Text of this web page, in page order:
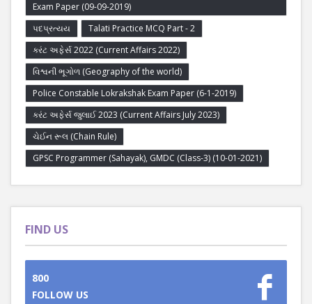
Exam Paper (09-09-2019)
પદપ્રત્યય
Talati Practice MCQ Part - 2
કરંટ અફેર્સ 2022 (Current Affairs 2022)
વિશ્વની ભૂગોળ (Geography of the world)
Police Constable Lokrakshak Exam Paper (6-1-2019)
કરંટ અફેર્સ જુલાઈ 2023 (Current Affairs July 2023)
ચેઈન રૂલ (Chain Rule)
GPSC Programmer (Sahayak), GMDC (Class-3) (10-01-2021)
FIND US
800
FOLLOW US